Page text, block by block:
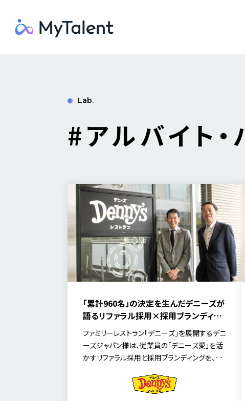
Lab.
#アルバイト・
「累計960名」の決定を生んだデニーズが
語るリファラル採用×採用ブランディン
グ―ファンを増やす採用で実現する、理
念共感型の組織づくり
ファミリーレストラン「デニーズ」を展開するデニ
ーズジャパン様は、従業員の「デニーズ愛」を活
かすリファラル採用と採用ブランディングを、企
せる戦略的施策として位置づけ、注力していま
す。 今回は、人事部の安藤 正則氏、デニーズ第4